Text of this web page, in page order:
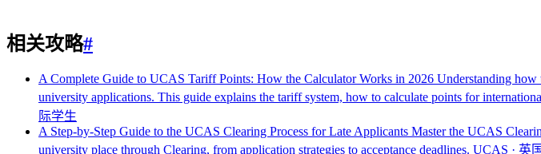
相关攻略#
A Complete Guide to UCAS Tariff Points: How the Calculator Works in 2026 Understanding how
university applications. This guide explains the tariff system, how to calculate points for
际学生
A Step-by-Step Guide to the UCAS Clearing Process for Late Applicants Master the UCAS
university place through Clearing, from application strategies to acceptance deadlines. UCAS · 英